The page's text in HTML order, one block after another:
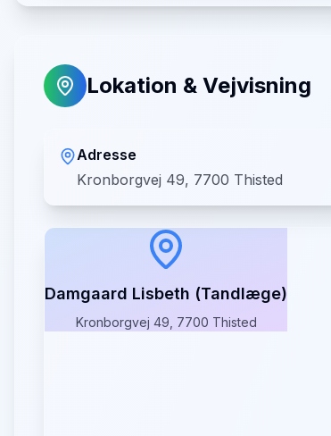
Lokation & Vejvisning
Adresse
Kronborgvej 49, 7700 Thisted
Damgaard Lisbeth (Tandlæge)
Kronborgvej 49, 7700 Thisted